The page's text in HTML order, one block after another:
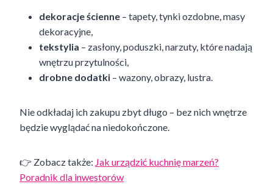
dekoracje ścienne – tapety, tynki ozdobne, masy
dekoracyjne,
tekstylia – zasłony, poduszki, narzuty, które nadają
wnętrzu przytulności,
drobne dodatki – wazony, obrazy, lustra.
Nie odkładaj ich zakupu zbyt długo – bez nich wnętrze
będzie wyglądać na niedokończone.
👉 Zobacz także: Jak urządzić kuchnię marzeń?
Poradnik dla inwestorów